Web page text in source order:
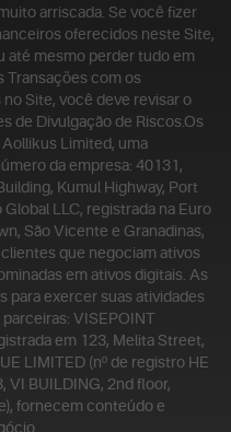
arriscada. Se você fizer
oferecidos neste Site,
até mesmo perder tudo em
Transações com os
Site, você deve revisar o
de Divulgação de Riscos.Os
Limited, uma
da empresa: 40131,
Kumul Highway, Port
LLC, registrada na Euro
São Vicente e Granadinas,
que negociam ativos
em ativos digitais. As
para exercer suas atividades
VISEPOINT
em 123, Melita Street,
LIMITED (nº de registro HE
VI BUILDING, 2nd floor,
fornecem conteúdo e